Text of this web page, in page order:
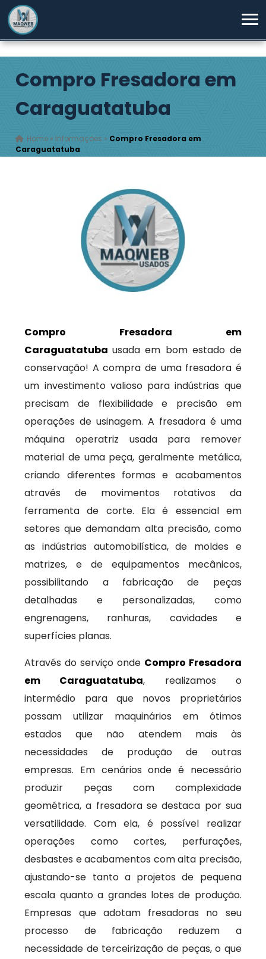
Compro Fresadora em
Caraguatatuba
Home » Informações » Compro Fresadora em
Caraguatatuba
Compro Fresadora em
Caraguatatubausada em bom estado de
conservação! A compra de uma fresadora é
um investimento valioso para indústrias que
precisam de flexibilidade e precisão em
operações de usinagem. A fresadora é uma
máquina operatriz usada para remover
material de uma peça, geralmente metálica,
criando diferentes formas e acabamentos
através de movimentos rotativos da
ferramenta de corte. Ela é essencial em
setores que demandam alta precisão, como
as indústrias automobilística, de moldes e
matrizes, e de equipamentos mecânicos,
possibilitando a fabricação de peças
detalhadas e personalizadas, como
engrenagens, ranhuras, cavidades e
superfícies planas.
Através do serviço onde Compro Fresadora
em Caraguatatuba, realizamos o
intermédio para que novos proprietários
possam utilizar maquinários em ótimos
estados que não atendem mais às
necessidades de produção de outras
empresas. Em cenários onde é necessário
produzir peças com complexidade
geométrica, a fresadora se destaca por sua
versatilidade. Com ela, é possível realizar
operações como cortes, perfurações,
desbastes e acabamentos com alta precisão,
ajustando-se tanto a projetos de pequena
escala quanto a grandes lotes de produção.
Empresas que adotam fresadoras no seu
processo de fabricação reduzem a
necessidade de terceirização de peças, o que